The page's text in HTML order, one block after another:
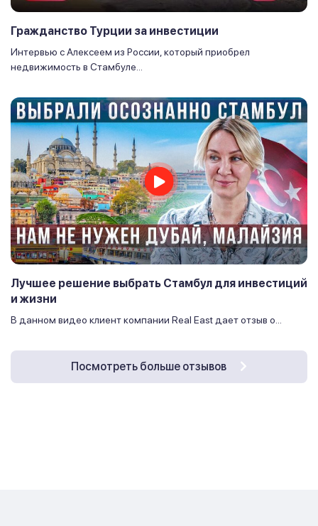
Гражданство Турции за инвестиции
Интервью с Алексеем из России, который приобрел
недвижимость в Стамбуле...
Лучшее решение выбрать Стамбул для инвестиций
и жизни
В данном видео клиент компании Real East дает отзыв о...
Посмотреть больше отзывов